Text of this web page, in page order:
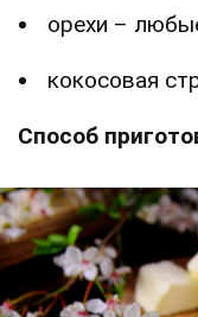
орехи –
кокосовая
Способ